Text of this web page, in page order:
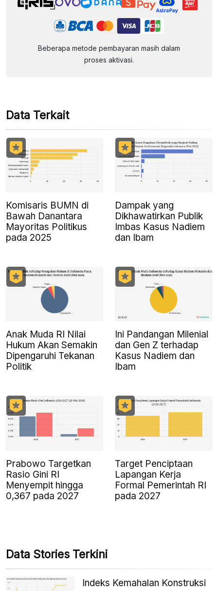
Beberapa metode pembayaran masih dalam
proses aktivasi.
Data Terkait
Komisaris BUMN di
Bawah Danantara
Mayoritas Politikus
pada 2025
Dampak yang
Dikhawatirkan Publik
Imbas Kasus Nadiem
dan Ibam
Anak Muda RI Nilai
Hukum Akan Semakin
Dipengaruhi Tekanan
Politik
Ini Pandangan Milenial
dan Gen Z terhadap
Kasus Nadiem dan
Ibam
Prabowo Targetkan
Rasio Gini RI
Menyempit hingga
0,367 pada 2027
Target Penciptaan
Lapangan Kerja
Formal Pemerintah RI
pada 2027
Data Stories Terkini
Indeks Kemahalan Konstruksi